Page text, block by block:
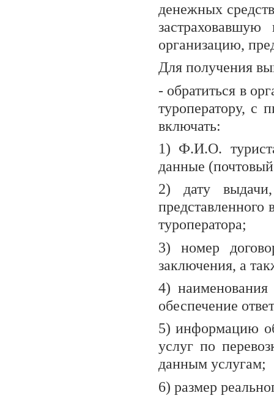
денежных
застраховавшую
организацию,
Для получения
- обратиться в
туроператору, с
включать:
1) Ф.И.О.
данные
2) дату
представленного
туроператора;
3) номер
заключения, а
4) наименования
обеспечение
5) информацию об
услуг по
данным услугам;
6) размер